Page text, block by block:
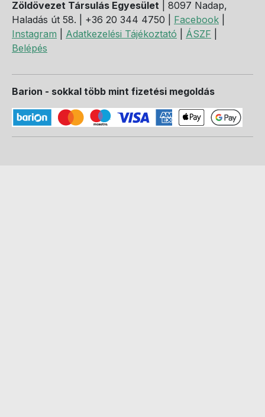
Zöldövezet Társulás Egyesület | 8097 Nadap,
Haladás út 58. | +36 20 344 4750 | Facebook
Instagram
Adatkezelési Tájékoztató ÁSZF
Belépés
Barion - sokkal több mint fizetési megoldás